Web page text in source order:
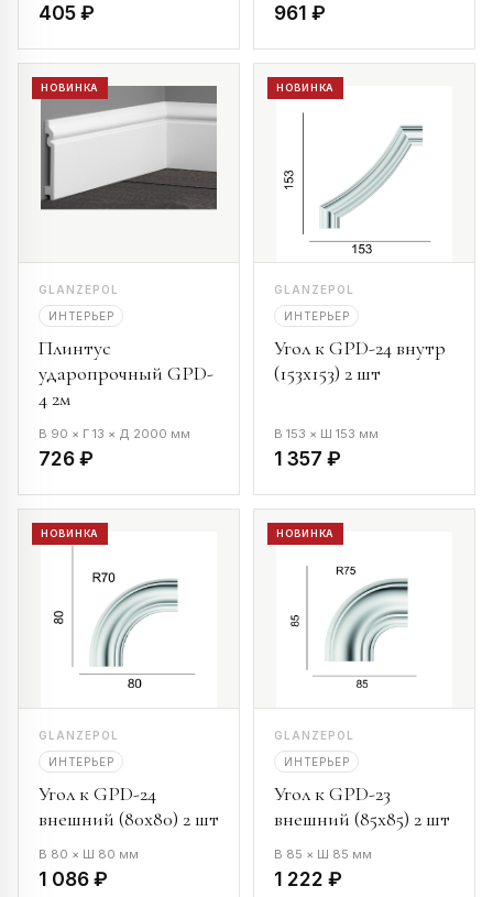
405 ₽ 961 ₽
НОВИНКА
GLANZEPOL
ИНТЕРЬЕР
Плинтус
ударопрочный GPD-
4 2м
В 90 × Г 13 × Д 2000 мм
726 ₽
НОВИНКА
GLANZEPOL
ИНТЕРЬЕР
Угол к GPD-24 внутр
(153х153) 2 шт
В 153 × Ш 153 мм
1 357 ₽
НОВИНКА
GLANZEPOL
ИНТЕРЬЕР
Угол к GPD-24
внешний (80х80) 2 шт
В 80 × Ш 80 мм
1 086 ₽
НОВИНКА
GLANZEPOL
ИНТЕРЬЕР
Угол к GPD-23
внешний (85х85) 2 шт
В 85 × Ш 85 мм
1 222 ₽